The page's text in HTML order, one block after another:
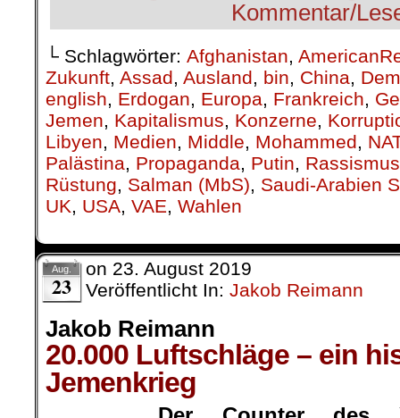
└ Schlagwörter: Afghanistan,
Zukunft, Assad, Ausland, bin, China,
english, Erdogan, Europa, Frankreich,
Jemen, Kapitalismus, Konzerne,
Libyen, Medien, Middle, Mohammed,
Palästina, Propaganda, Putin, Rassismus
Rüstung, Salman (MbS), Saudi-Arabien
UK, USA, VAE, Wahlen
Aug.
23
on 23. August 2019
Veröffentlicht In: Jakob Reimann
Jakob Reimann
20.000 Luftschläge – ein
Jemenkrieg